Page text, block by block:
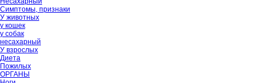
Симптомы, признаки
У животных
у кошек
у собак
несахарный
У взрослых
Диета
Пожилых
ОРГАНЫ